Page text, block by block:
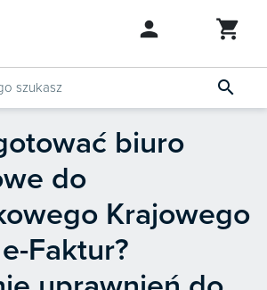

2027
biuro
do
Krajowego
Faktur?